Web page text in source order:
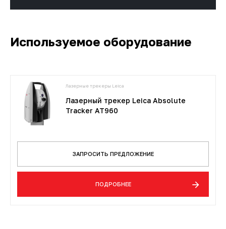
Используемое оборудование
Лазерные трекеры Leica
Лазерный трекер Leica Absolute
Tracker AT960
ЗАПРОСИТЬ ПРЕДЛОЖЕНИЕ
ПОДРОБНЕЕ